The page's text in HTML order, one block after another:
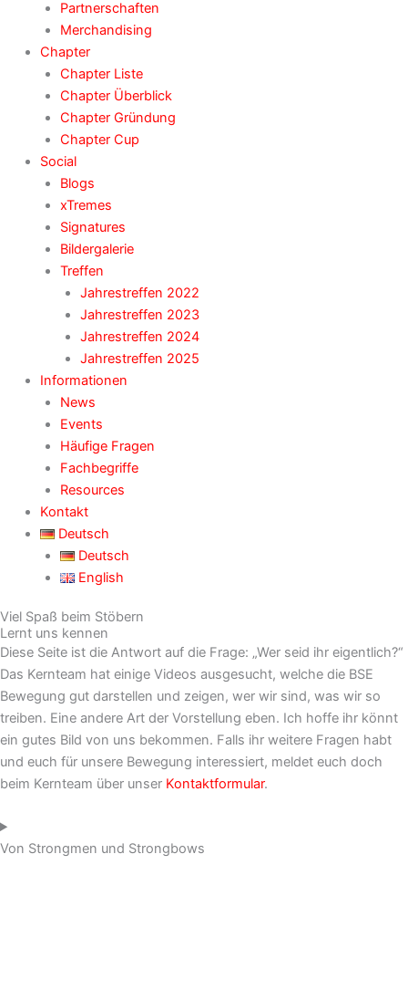
Partnerschaften
Merchandising
Chapter
Chapter Liste
Chapter Überblick
Chapter Gründung
Chapter Cup
Social
Blogs
xTremes
Signatures
Bildergalerie
Treffen
Jahrestreffen 2022
Jahrestreffen 2023
Jahrestreffen 2024
Jahrestreffen 2025
Informationen
News
Events
Häufige Fragen
Fachbegriffe
Resources
Kontakt
Deutsch
Deutsch
English
Viel Spaß beim Stöbern
Lernt uns kennen
Diese Seite ist die Antwort auf die Frage: „Wer seid ihr eigentlich?“
Das Kernteam hat einige Videos ausgesucht, welche die BSE
Bewegung gut darstellen und zeigen, wer wir sind, was wir so
treiben. Eine andere Art der Vorstellung eben. Ich hoffe ihr könnt
ein gutes Bild von uns bekommen. Falls ihr weitere Fragen habt
und euch für unsere Bewegung interessiert, meldet euch doch
beim Kernteam über unser Kontaktformular.
Von Strongmen und Strongbows